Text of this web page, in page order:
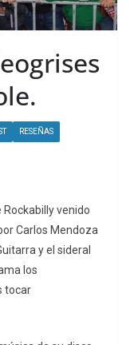
RESEÑAS
Rockabilly venido
Carlos Mendoza
y el sideral
los
tocar